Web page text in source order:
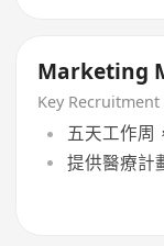
Marketing
Key
五天工作周
提供醫療計